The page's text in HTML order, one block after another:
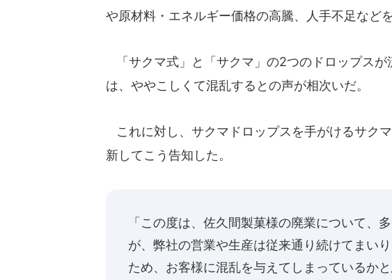
や原材料・エネルギー価格の高騰、人手不足など
「サクマ式」と「サクマ」の2つのドロップス
は、ややこしくて混乱するとの声が相次いだ。
これに対し、サクマドロップスを手がけるサク
新してこう告知した。
「この度は、佐久間製菓様の廃業について、
が、弊社の営業や生産は従来通り続けてまい
ため、お客様に混乱を与えてしまっているか